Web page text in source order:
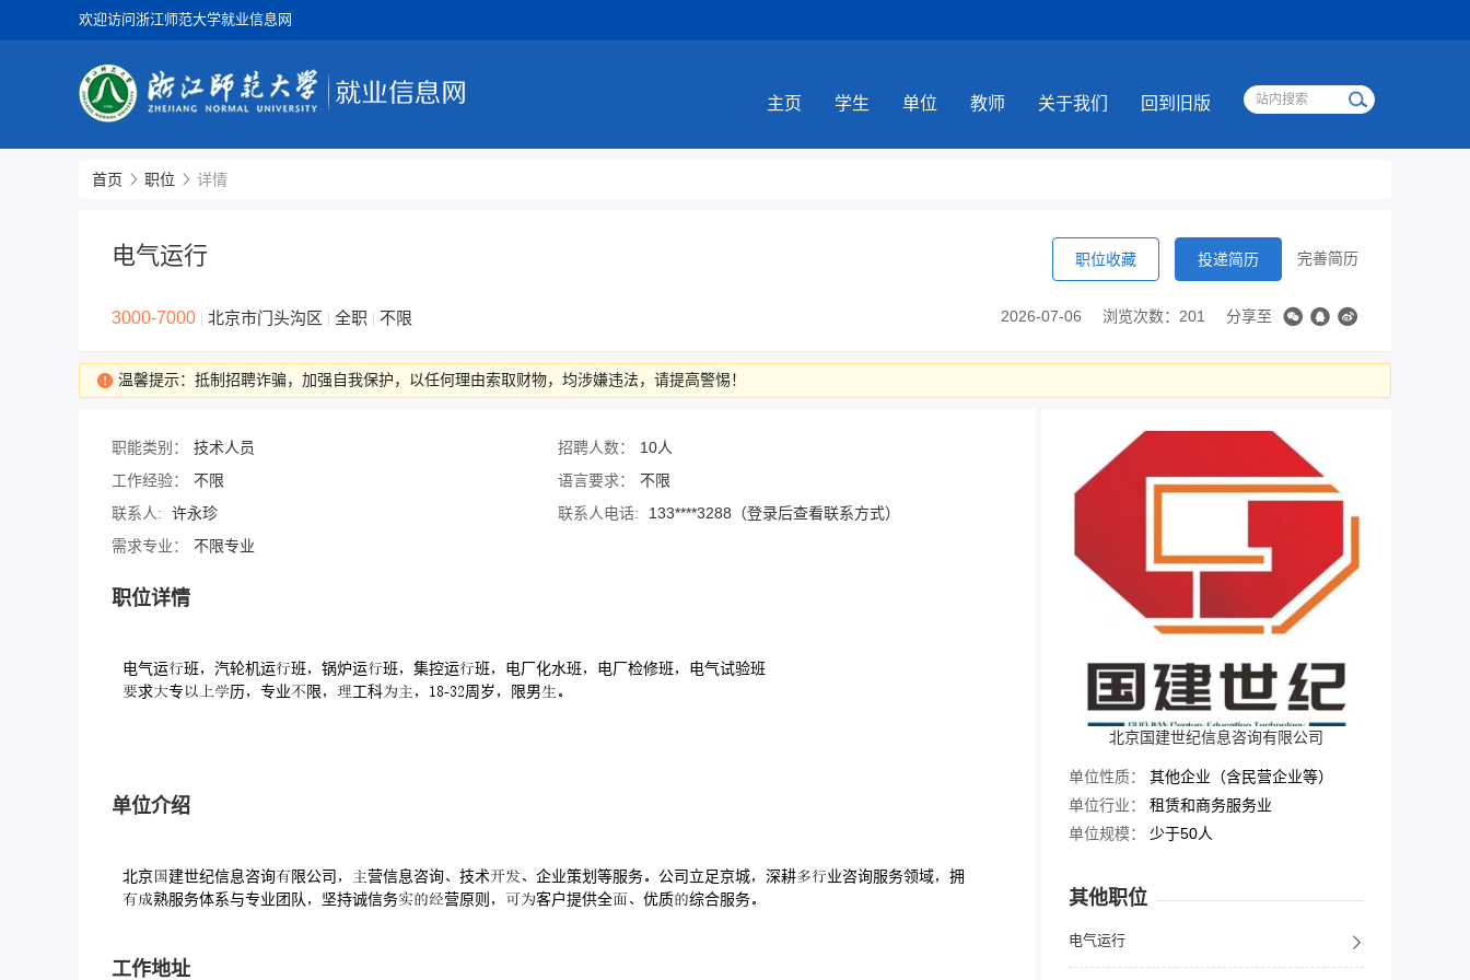
欢迎访问浙江师范大学就业信息网
主页 学生 单位 教师 关于我们 回到旧版
首页 职位 详情
电气运行
3000-7000 北京市门头沟区 全职 不限
职位收藏 投递简历 完善简历
2026-07-06 浏览次数：201 分享至
温馨提示：抵制招聘诈骗，加强自我保护，以任何理由索取财物，均涉嫌违法，请提高警惕！
职能类别： 技术人员 招聘人数：
10人
工作经验：
不限 语言要求：
不限
联系人:
许永珍 联系人电话:
133****3288（登录后查看联系方式）
需求专业：
不限专业
职位详情
电气运班汽轮机运班锅炉运班集控运班电厂化水班电厂检修班电气试验班
求专历专业限工科-周岁限男
单位介绍
北京建世纪信息咨询限公司营信息咨询技术企业策划等服务公司立足京城深耕业咨询服务领域拥
熟服务体系与专业团队坚持诚信务营原则客户提供全优质综合服务
工作地址
北京国建世纪信息咨询有限公司
单位性质：
其他企业（含民营企业等）
单位行业：
租赁和商务服务业
单位规模：
少于50人
其他职位
电气运行